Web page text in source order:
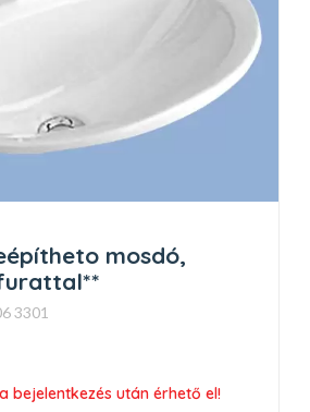
mosdó,
3301
bejelentkezés után érhető el!